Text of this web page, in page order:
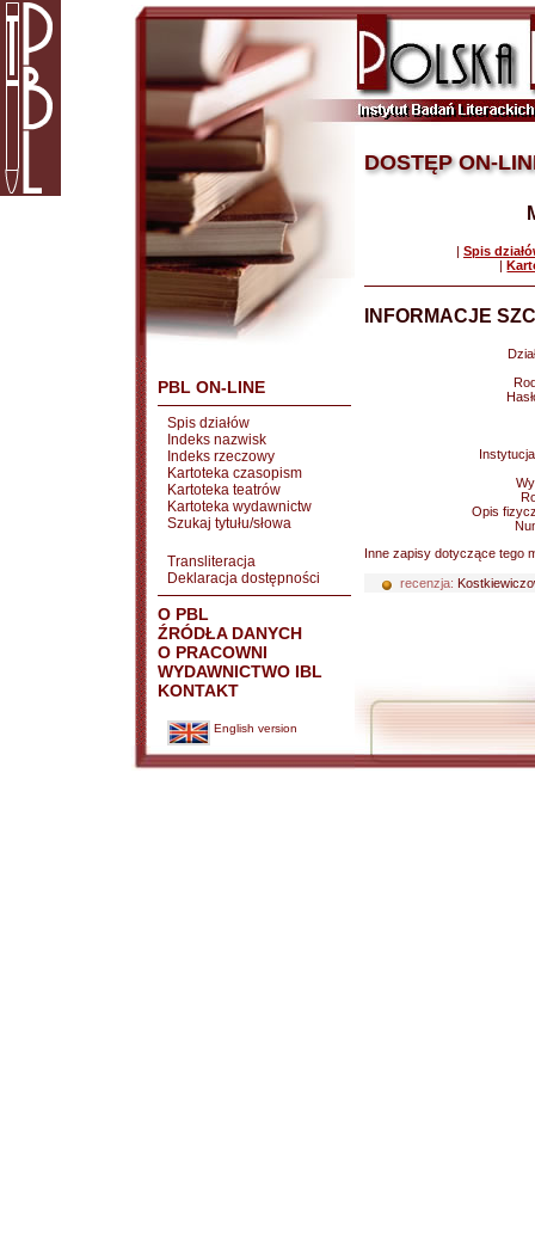
PBL ON-LINE
Spis działów
Indeks nazwisk
Indeks rzeczowy
Kartoteka czasopism
Kartoteka teatrów
Kartoteka wydawnictw
Szukaj tytułu/słowa
Transliteracja
Deklaracja dostępności
O PBL
ŹRÓDŁA DANYCH
O PRACOWNI
WYDAWNICTWO IBL
KONTAKT
English version
DOSTĘP ON-
| Spis
|
INFORMACJE
Opis
Inne zapisy dotyczące tego
recenzja: